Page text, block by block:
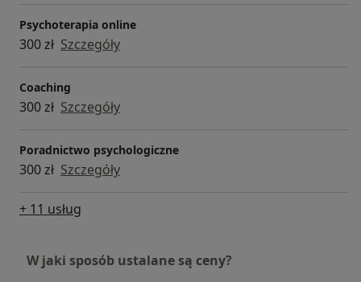
Psychoterapia online
300 zł Szczegóły
Coaching
300 zł Szczegóły
Poradnictwo psychologiczne
300 zł Szczegóły
+ 11 usług
W jaki sposób ustalane są ceny?